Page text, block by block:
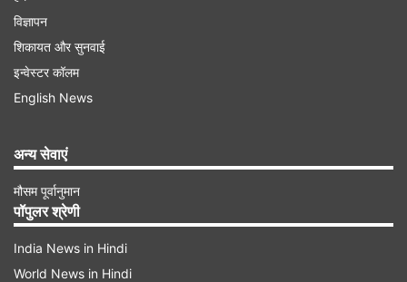
विज्ञापन
शिकायत और सुनवाई
इन्वेस्टर कॉलम
English News
अन्य सेवाएं
मौसम पूर्वानुमान
पॉपुलर श्रेणी
India News in Hindi
World News in Hindi